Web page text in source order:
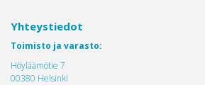
Yhteystiedot
Toimisto ja varasto:
Höyläämötie 7
00380 Helsinki